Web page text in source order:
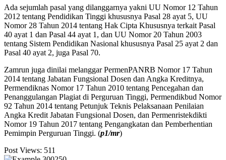
Ada sejumlah pasal yang dilanggarnya yakni UU Nomor 12 Tahun
2012 tentang Pendidikan Tinggi khususnya Pasal 28 ayat 5, UU
Nomor 28 Tahun 2014 tentang Hak Cipta Khususnya terkait Pasal
40 ayat 1 dan Pasal 44 ayat 1, dan UU Nomor 20 Tahun 2003
tentang Sistem Pendidikan Nasional khususnya Pasal 25 ayat 2 dan
Pasal 40 ayat 2, juga Pasal 70.
Zamrun juga dinilai melanggar PermenPANRB Nomor 17 Tahun
2014 tentang Jabatan Fungsional Dosen dan Angka Kreditnya,
Permendiknas Nomor 17 Tahun 2010 tentang Pencegahan dan
Penanggulangan Plagiat di Perguruan Tinggi, Permendikbud Nomor
92 Tahun 2014 tentang Petunjuk Teknis Pelaksanaan Penilaian
Angka Kredit Jabatan Fungsional Dosen, dan Permenristekdikti
Nomor 19 Tahun 2017 tentang Pengangkatan dan Pemberhentian
Pemimpin Perguruan Tinggi. (p1/mr)
Post Views: 511